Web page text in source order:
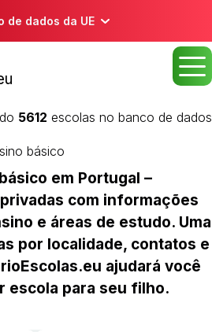
de dados da UE
5612 escolas no banco de dados
básico
em Portugal –
com informações
e áreas de estudo. Uma
por localidade, contatos e
ajudará você
escola para seu filho.